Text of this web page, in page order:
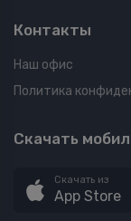
Контакты
Наш офис
Политика
Скачать
Скачать из
App Store